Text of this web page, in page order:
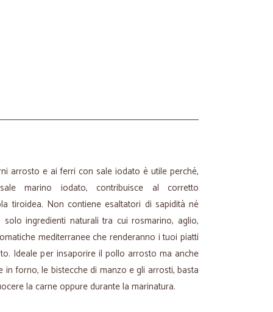
arrosto e ai ferri con sale iodato è utile perché,
marino iodato, contribuisce al corretto
tiroidea. Non contiene esaltatori di sapidità né
ingredienti naturali tra cui rosmarino, aglio,
mediterranee che renderanno i tuoi piatti
Ideale per insaporire il pollo arrosto ma anche
in forno, le bistecche di manzo e gli arrosti, basta
la carne oppure durante la marinatura.